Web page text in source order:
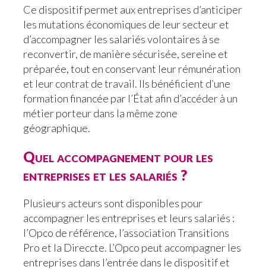
Ce dispositif permet aux entreprises d’anticiper
les mutations économiques de leur secteur et
d’accompagner les salariés volontaires à se
reconvertir, de manière sécurisée, sereine et
préparée, tout en conservant leur rémunération
et leur contrat de travail. Ils bénéficient d’une
formation financée par l’État afin d’accéder à un
métier porteur dans la même zone
géographique.
Quel accompagnement pour les
entreprises et les salariés ?
Plusieurs acteurs sont disponibles pour
accompagner les entreprises et leurs salariés :
l’Opco de référence, l’association Transitions
Pro et la Direccte. L’Opco peut accompagner les
entreprises dans l’entrée dans le dispositif et